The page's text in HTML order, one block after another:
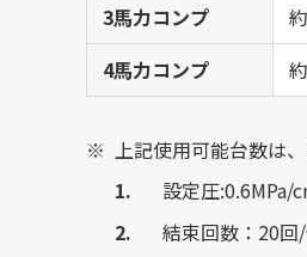
3馬力コンプ
4馬力コンプ
※
上記使用可能台数は
1
設定圧:0.6MPa/
2
結束回数：20回